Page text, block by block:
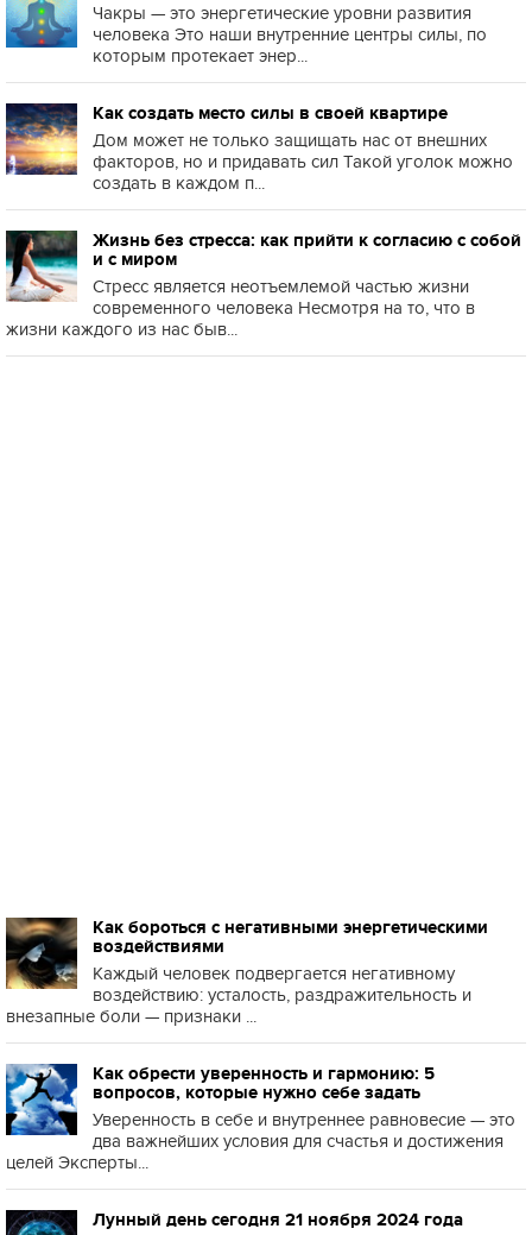
Чакры — это энергетические уровни развития
человека Это наши внутренние центры силы, по
которым протекает энер...
Как создать место силы в своей квартире
Дом может не только защищать нас от внешних
факторов, но и придавать сил Такой уголок можно
создать в каждом п...
Жизнь без стресса: как прийти к согласию с собой
и с миром
Стресс является неотъемлемой частью жизни
современного человека Несмотря на то, что в
жизни каждого из нас быв...
Как бороться с негативными энергетическими
воздействиями
Каждый человек подвергается негативному
воздействию: усталость, раздражительность и
внезапные боли — признаки ...
Как обрести уверенность и гармонию: 5
вопросов, которые нужно себе задать
Уверенность в себе и внутреннее равновесие — это
два важнейших условия для счастья и достижения
целей Эксперты...
Лунный день сегодня 21 ноября 2024 года